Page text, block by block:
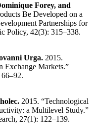
Forey, and
Be Developed on a
Partnerships for
Policy, 42(3): 315–338.
Urga. 2015.
Exchange Markets.”
2015. “Technological
a Multilevel Study.”
27(1): 122–139.